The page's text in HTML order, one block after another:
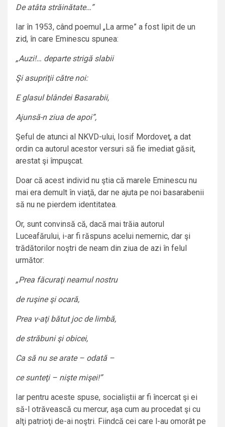
De atâta străinătate…”
Iar în 1953, când poemul „La arme” a fost lipit de un
zid, în care Eminescu spunea:
„Auzi!… departe strigă slabii
Şi asupriţii către noi:
E glasul blândei Basarabii,
Ajunsă-n ziua de apoi”,
Şeful de atunci al NKVD-ului, Iosif Mordoveţ, a dat
ordin ca autorul acestor versuri să fie imediat găsit,
arestat şi împuşcat.
Doar că acest individ nu ştia că marele Eminescu nu
mai era demult în viaţă, dar ne ajuta pe noi basarabenii
să nu ne pierdem identitatea.
Or, sunt convinsă că, dacă mai trăia autorul
Luceafărului, i-ar fi răspuns acelui nemernic, dar şi
trădătorilor noştri de neam din ziua de azi în felul
următor:
„Prea făcuraţi neamul nostru
de ruşine şi ocară,
Prea v-aţi bătut joc de limbă,
de străbuni şi obicei,
Ca să nu se arate – odată –
ce sunteţi – nişte mişei!”
Iar pentru aceste spuse, socialiştii ar fi încercat şi ei
să-l otrăvească cu mercur, aşa cum au procedat şi cu
alţi patrioţi de-ai noştri. Fiindcă cei care l-au omorât pe